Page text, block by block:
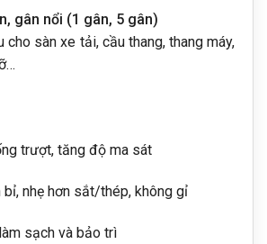
gân nổi (1 gân, 5 gân)
cho sàn xe tải, cầu thang, thang máy,
trượt, tăng độ ma sát
bỉ, nhẹ hơn sắt/thép, không gỉ
sạch và bảo trì